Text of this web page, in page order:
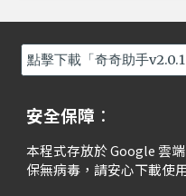
點擊下載「奇奇助手
安全保障 ：
本程式存放於 Google 雲
保無病毒，請安心下載使